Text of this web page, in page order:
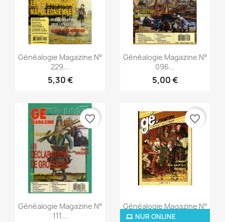
Vorschau
Généalogie Magazine N°
229...
5,30 €
Vorschau
Généalogie Magazine N°
096...
5,00 €
Vorschau
Généalogie Magazine N°
111...
favorite_border
Vorschau
Généalogie Magazine N°
037...
NUR ONLINE
favorite_border